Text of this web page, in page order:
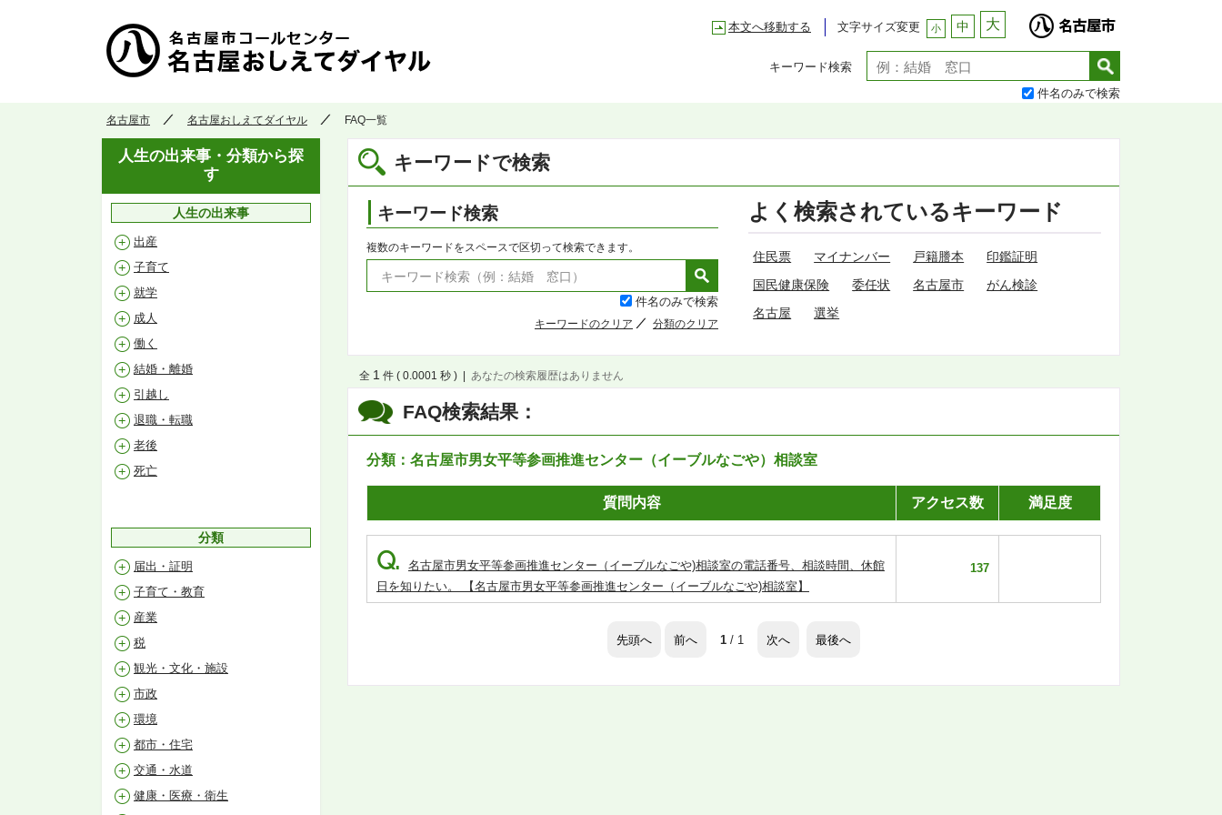
本文へ移動する 文字サイズ変更 小 中 大
キーワード検索
件名のみで検索
名古屋市 名古屋おしえてダイヤル FAQ一覧
キーワードで検索
キーワード検索
複数のキーワードをスペースで区切って検索できます。
件名のみで検索
キーワードのクリア 分類のクリア
よく検索されているキーワード
住民票 マイナンバー 戸籍謄本
印鑑証明
国民健康保険
委任状 名古屋市
がん検診
名古屋
選挙
FAQ検索結果：
分類：名古屋市男女平等参画推進センター（イーブルなごや）相談室
全 1 件 ( 0.0001 秒 ) あなたの検索履歴はありません
質問内容 アクセス数 満足度
Q.
名古屋市男女平等参画推進センター（イーブルなごや)相談室の電話番号、相談時間、休館
日を知りたい。 【名古屋市男女平等参画推進センター（イーブルなごや)相談室】
137
先頭へ 前へ 1 / 1 次へ 最後へ
人生の出来事・分類から探
す
人生の出来事
出産
子育て
就学
成人
働く
結婚・離婚
引越し
退職・転職
老後
死亡
分類
届出・証明
子育て・教育
産業
税
観光・文化・施設
市政
環境
都市・住宅
交通・水道
健康・医療・衛生